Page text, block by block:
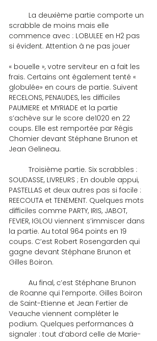
scrabble de moins mais elle
commence avec : LOBULEE en H2 pas
si évident. Attention à ne pas jouer
« bouelle », votre serviteur en a fait les
frais. Certains ont également tenté «
globulée» en cours de partie. Suivent
RECELONS, PENAUDES, les difficiles
PAUMIERE et MYRIADE et la partie
s’achève sur le score de1020 en 22
coups. Elle est remportée par Régis
Chomier devant Stéphane Brunon et
Jean Gelineau.
SOUDASSE, LIVREURS ; En double appui,
PASTELLAS et deux autres pas si facile :
REECOUTA et TENEMENT. Quelques mots
difficiles comme PARTY, IRIS, JABOT,
FEVIER, IGLOU viennent s’immiscer dans
la partie. Au total 964 points en 19
coups. C’est Robert Rosengarden qui
gagne devant Stéphane Brunon et
Gilles Boiron.
de Roanne qui l’emporte. Gilles Boiron
de Saint-Etienne et Jean Fertier de
Veauche viennent compléter le
podium. Quelques performances à
signaler : tout d’abord celle de Marie-